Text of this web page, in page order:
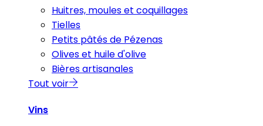
Huitres, moules et coquillages
Tielles
Petits pâtés de Pézenas
Olives et huile d'olive
Bières artisanales
Tout voir
Vins